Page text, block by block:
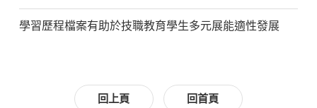
學習歷程檔案有助於技職教育學生多元展能適性發展
回上頁 回首頁